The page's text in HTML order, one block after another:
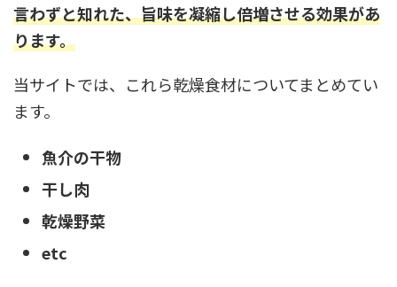
言わずと知れた、旨味を凝縮し倍増させる効果があ
ります。
当サイトでは、これら乾燥食材についてまとめてい
ます。
魚介の干物
干し肉
乾燥野菜
etc